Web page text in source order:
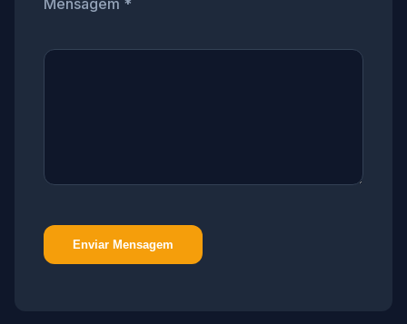
Mensagem *
Enviar Mensagem